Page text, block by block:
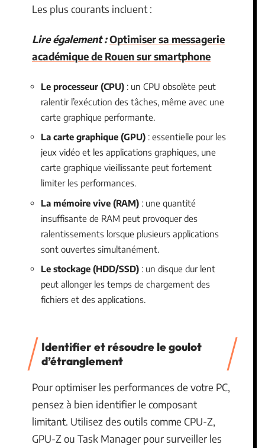
Les plus courants incluent :
Lire également :Optimiser sa messagerie
académique de Rouen sur smartphone
Le processeur (CPU) : un CPU obsolète peut
ralentir l’exécution des tâches, même avec une
carte graphique performante.
La carte graphique (GPU) : essentielle pour les
jeux vidéo et les applications graphiques, une
carte graphique vieillissante peut fortement
limiter les performances.
La mémoire vive (RAM) : une quantité
insuffisante de RAM peut provoquer des
ralentissements lorsque plusieurs applications
sont ouvertes simultanément.
Le stockage (HDD/SSD) : un disque dur lent
peut allonger les temps de chargement des
fichiers et des applications.
Identifier et résoudre le goulot
d’étranglement
Pour optimiser les performances de votre PC,
pensez à bien identifier le composant
limitant. Utilisez des outils comme CPU-Z,
GPU-Z ou Task Manager pour surveiller les